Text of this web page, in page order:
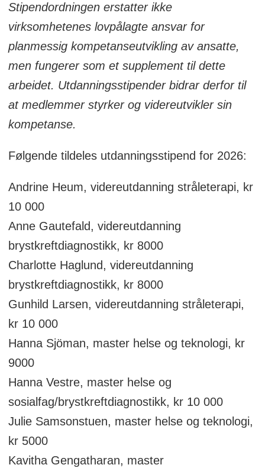
Stipendordningen erstatter ikke
virksomhetenes lovpålagte ansvar for
planmessig kompetanseutvikling av ansatte,
men fungerer som et supplement til dette
arbeidet. Utdanningsstipender bidrar derfor til
at medlemmer styrker og videreutvikler sin
kompetanse.
Følgende tildeles utdanningsstipend for 2026:
Andrine Heum, videreutdanning stråleterapi, kr
10 000
Anne Gautefald, videreutdanning
brystkreftdiagnostikk, kr 8000
Charlotte Haglund, videreutdanning
brystkreftdiagnostikk, kr 8000
Gunhild Larsen, videreutdanning stråleterapi,
kr 10 000
Hanna Sjöman, master helse og teknologi, kr
9000
Hanna Vestre, master helse og
sosialfag/brystkreftdiagnostikk, kr 10 000
Julie Samsonstuen, master helse og teknologi,
kr 5000
Kavitha Gengatharan, master